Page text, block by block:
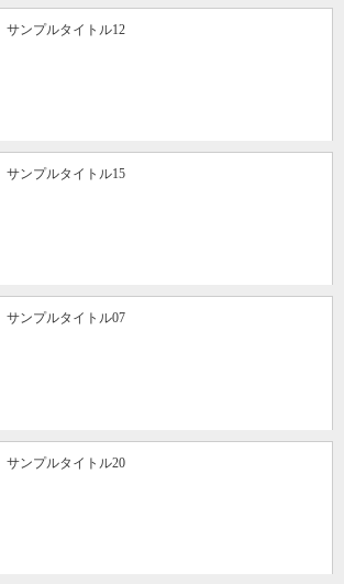
サンプルタイトル12
サンプルタイトル15
サンプルタイトル07
サンプルタイトル20